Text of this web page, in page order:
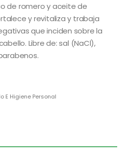
de romero y aceite de
y revitaliza y trabaja
que inciden sobre la
Libre de: sal (NaCl),
E Higiene Personal